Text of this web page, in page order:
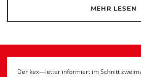
MEHR LESEN
Der kex—letter informiert im Schnitt